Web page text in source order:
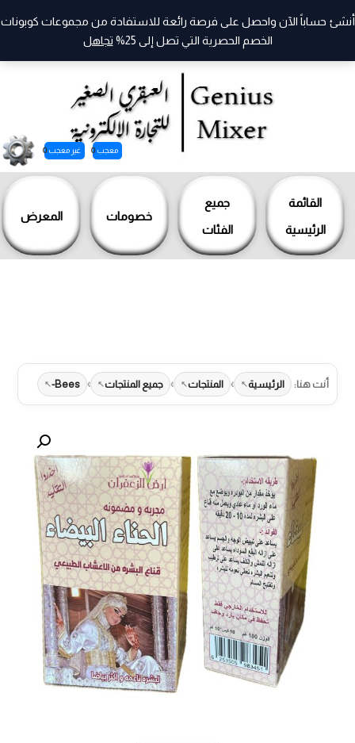
القائمة
الرئيسية
جميع
الفئات
خصومات المعرض
معجب 0 غير معجب 0
أنشئ حساباً الآن واحصل على فرصة رائعة للاستفادة من مجموعات كوبونات
الخصم الحصرية التي تصل إلى 25%
تجاهل
تخطي
أنت هنا: الرئيسية › المنتجات › جميع المنتجات ›
Bees-